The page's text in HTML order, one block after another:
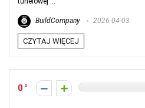
BuildCompany 2026-04-03
CZYTAJ WIĘCEJ
0